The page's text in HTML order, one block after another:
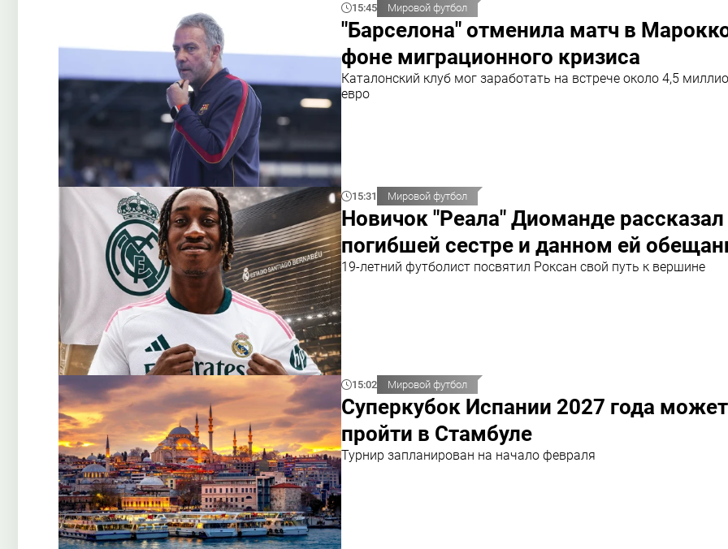
15:45 Мировой футбол
"Барселона" отменила матч в
фоне миграционного кризиса
Каталонский клуб мог заработать на встрече около 4,5
евро
15:31 Мировой футбол
Новичок "Реала" Диоманде рассказал
погибшей сестре и данном ей
19-летний футболист посвятил Роксан свой путь к вершине
15:02 Мировой футбол
Суперкубок Испании 2027 года может
пройти в Стамбуле
Турнир запланирован на начало февраля